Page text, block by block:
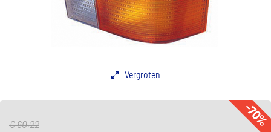
Vergroten
-70%
€ 60,22